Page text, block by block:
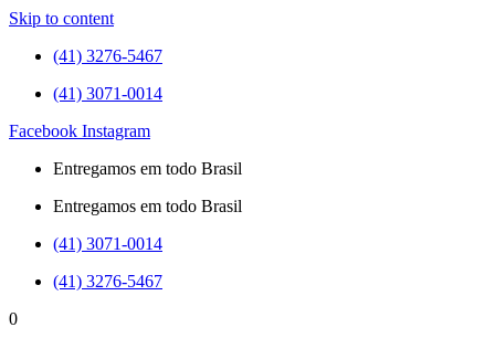
Skip to content
(41) 3276-5467
(41) 3071-0014
Facebook Instagram
Entregamos em todo Brasil
Entregamos em todo Brasil
(41) 3071-0014
(41) 3276-5467
0